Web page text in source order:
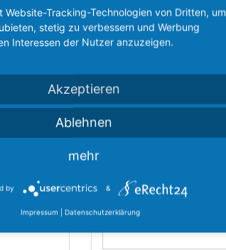
126,0kWh(m²xa), gültig bis 18.02.2031
zur Seite.
Ihre Firma
Website-Tracking-Technologien von Dritten, um
stetig zu verbessern und Werbung
Interessen der Nutzer anzuzeigen.
Akzeptieren
Ablehnen
mehr
by &
Impressum Datenschutzerklärung